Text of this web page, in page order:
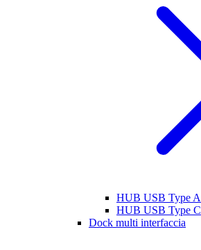
HUB USB Type A
HUB USB Type C
Dock multi interfaccia